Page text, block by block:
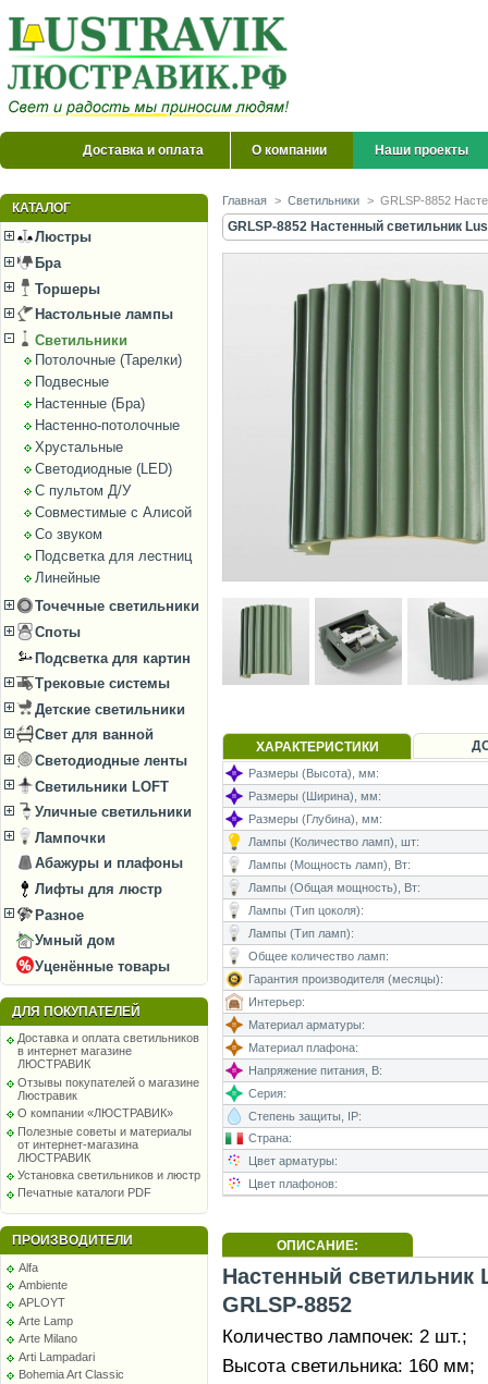
Доставка и оплата О компании Наши проекты
КАТАЛОГ
Люстры
Бра
Торшеры
Настольные лампы
Светильники
Потолочные (Тарелки)
Подвесные
Настенные (Бра)
Настенно-потолочные
Хрустальные
Светодиодные (LED)
С пультом Д/У
Совместимые с Алисой
Со звуком
Подсветка для лестниц
Линейные
Точечные светильники
Споты
Подсветка для картин
Трековые системы
Детские светильники
Свет для ванной
Светодиодные ленты
Светильники LOFT
Уличные светильники
Лампочки
Абажуры и плафоны
Лифты для люстр
Разное
Умный дом
Уценённые товары
ДЛЯ ПОКУПАТЕЛЕЙ
Доставка и оплата светильников
в интернет магазине
ЛЮСТРАВИК
Отзывы покупателей о магазине
Люстравик
О компании «ЛЮСТРАВИК»
Полезные советы и материалы
от интернет-магазина
ЛЮСТРАВИК
Установка светильников и люстр
Печатные каталоги PDF
ПРОИЗВОДИТЕЛИ
Alfa
Ambiente
APLOYT
Arte Lamp
Arte Milano
Arti Lampadari
Bohemia Art Classic
Главная > Светильники > GRLSP-8852
GRLSP-8852 Настенный светильник
ХАРАКТЕРИСТИКИ
Размеры (Высота), мм:
Размеры (Ширина), мм:
Размеры (Глубина), мм:
Лампы (Количество ламп), шт:
Лампы (Мощность ламп), Вт:
Лампы (Общая мощность), Вт:
Лампы (Тип цоколя):
Лампы (Тип ламп):
Общее количество ламп:
Гарантия производителя (месяцы):
Интерьер:
Материал арматуры:
Материал плафона:
Напряжение питания, В:
Серия:
Степень защиты, IP:
Страна:
Цвет арматуры:
Цвет плафонов:
ОПИСАНИЕ:
Настенный светильник
GRLSP-8852
Количество лампочек: 2 шт.;
Высота светильника: 160 мм;